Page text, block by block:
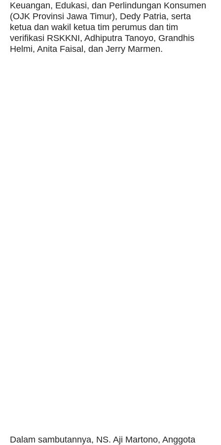
Keuangan, Edukasi, dan Perlindungan Konsumen
(OJK Provinsi Jawa Timur), Dedy Patria, serta
ketua dan wakil ketua tim perumus dan tim
verifikasi RSKKNI, Adhiputra Tanoyo, Grandhis
Helmi, Anita Faisal, dan Jerry Marmen.
Dalam sambutannya, NS. Aji Martono, Anggota